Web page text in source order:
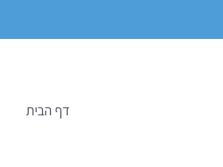
דף הבית